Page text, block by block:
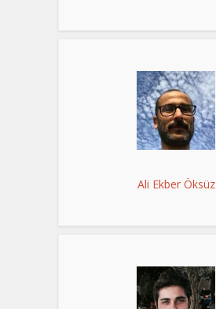
Ali Ekber Öksüz